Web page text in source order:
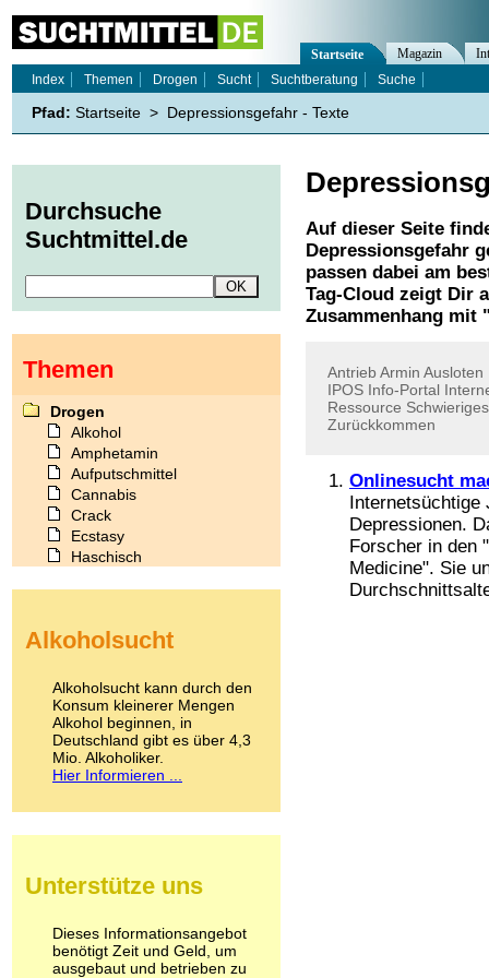
Auf dieser Seite
Depressionsgefahr
passen dabei am
Tag-Cloud zeigt Dir
Zusammenhang mit
AntriebArmin Ausloten
IPOS Info-Portal
Ressource Schwieriges
Zurückkommen
Onlinesucht
Internetsüchtige
Depressionen.
Forscher in den
Medicine". Sie
Startseite Magazin
Index
Themen Drogen Sucht Suchtberatung Suche
Pfad: Startseite > Depressionsgefahr - Texte
Durchsuche
Suchtmittel.de
Themen
Drogen
Alkohol
Amphetamin
Aufputschmittel
Cannabis
Crack
Ecstasy
Haschisch
Kokain
LSD
Marihuana
Medikamente
Meskalin
Metamphetamin
Methadon
Pilze
Psychopharmaka
Schlafmittel
Schmerzmittel
Alkoholsucht
Alkoholsucht kann durch den
Konsum kleinerer Mengen
Alkohol beginnen, in
Deutschland gibt es über 4,3
Mio. Alkoholiker.
Hier Informieren ...
Unterstütze uns
Dieses Informationsangebot
benötigt Zeit und Geld, um
ausgebaut und betrieben zu